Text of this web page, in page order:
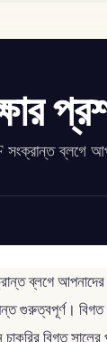
সংক্রান্ত ব্লগে
ব্লগে
গুরুত্বপূর্ণ।
বিগত